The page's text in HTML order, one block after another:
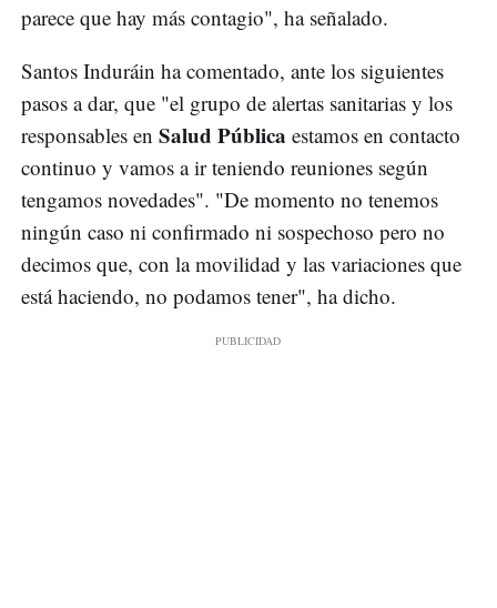
parece que hay más contagio", ha señalado.
Santos Induráin ha comentado, ante los siguientes
pasos a dar, que "el grupo de alertas sanitarias y los
responsables en Salud Pública estamos en contacto
continuo y vamos a ir teniendo reuniones según
tengamos novedades". "De momento no tenemos
ningún caso ni confirmado ni sospechoso pero no
decimos que, con la movilidad y las variaciones que
está haciendo, no podamos tener", ha dicho.